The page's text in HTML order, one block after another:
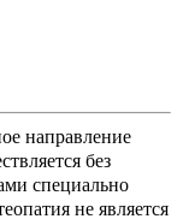
направление
без
специально
не является